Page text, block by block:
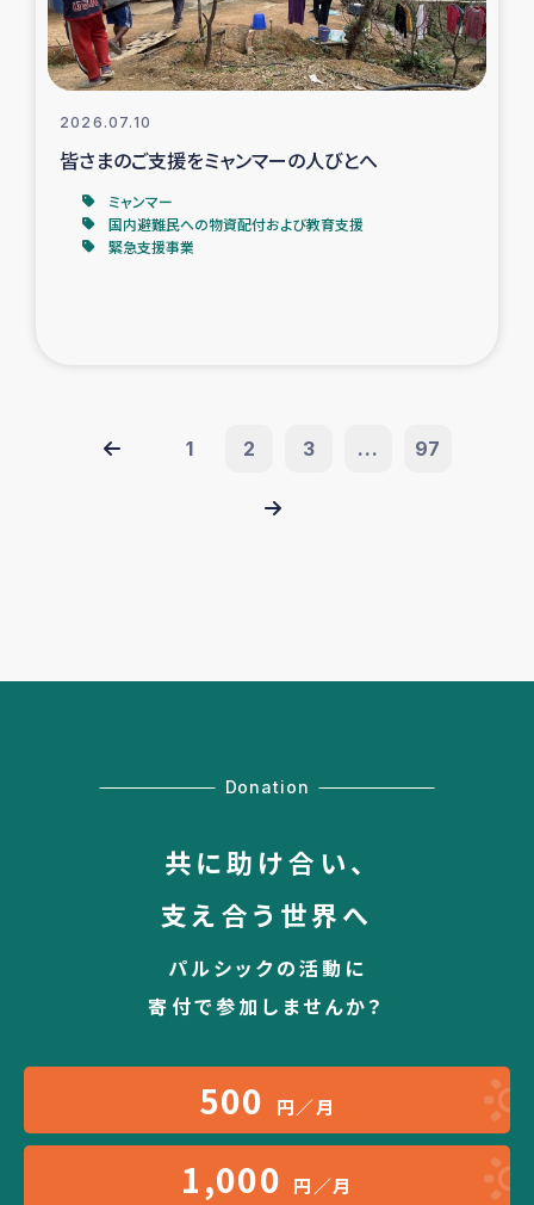
2026.07.10
皆さまのご支援をミャンマーの人びとへ
ミャンマー
国内避難民への物資配付および教育支援
緊急支援事業
1 2 3 ... 97
Donation
共に助け合い、
支え合う世界へ
パルシックの活動に
寄付で参加しませんか？
500 円／月
1,000 円／月